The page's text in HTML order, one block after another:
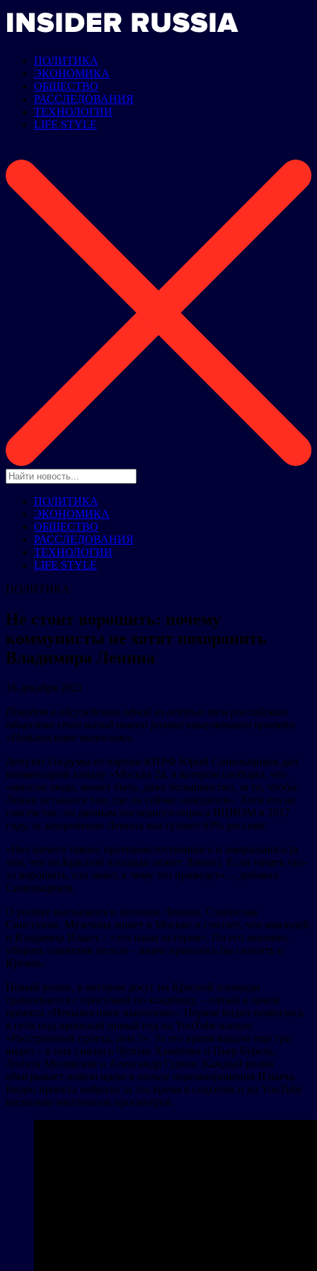
ПОЛИТИКА
ЭКОНОМИКА
ОБЩЕСТВО
РАССЛЕДОВАНИЯ
ТЕХНОЛОГИИ
LIFE STYLE
ПОЛИТИКА
ЭКОНОМИКА
ОБЩЕСТВО
РАССЛЕДОВАНИЯ
ТЕХНОЛОГИИ
LIFE STYLE
ПОЛИТИКА
Не стоит ворошить: почему
коммунисты не хотят похоронить
Владимира Ленина
16 декабря 2021
Поводом к обсуждению одной из острых тем российского
общества стал выход нового ролика нашумевшего проекта
«Невыносимое выносимо»
Депутат Госдумы от партии КПРФ Юрий Синельщиков дал
комментарий каналу «Москва 24, в котором сообщил, что
«многие люди, может быть, даже большинство, за то, чтобы
Ленин оставался там, где он сейчас находится». Хотя это не
совсем так: по данным последнего опроса ВЦИОМ в 2017
году, за захоронение Ленина выступают 63% россиян.
«Нет ничего такого противоестественного и аморального [в
том, что на Красной площади лежит Ленин]. Если начать что-
то ворошить, кто знает, к чему это приведет», – добавил
Синельщиков.
О ролике высказался и потомок Ленина, Станислав
Свистунов. Мужчина живет в Москве и считает, что мавзолей
и Владимир Ильич – «это наша история». По его мнению,
убирать памятник нельзя – иначе пришлось бы сносить и
Кремль.
Новый ролик, в котором досуг на Красной площади
сравнивается с прогулкой по кладбищу, – пятый в цикле
проекта «Невыносимое выносимо». Первое видео появилось
в сети под прошлый новый год на YouTube канале
«Расстранный проезд, дом 3». За это время вышло еще три
видео – в них снялись Чулпан Хаматова и Пьер Бурель,
Лолита Милявская и Александр Гудков. Каждый ролик
обыгрывает новую идею в пользу перезахоронения Ильича.
Видео проекта набрали за это время в соцсетях и на YouTube
несколько миллионов просмотров.